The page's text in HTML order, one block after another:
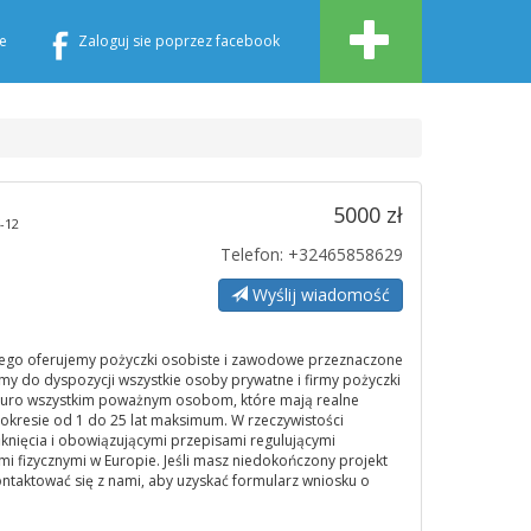
Zaloguj sie poprzez facebook
12 5000 zł
Telefon: +32465858629
Wyślij wiadomość
oferujemy pożyczki osobiste i zawodowe przeznaczone
do dyspozycji wszystkie osoby prywatne i firmy pożyczki
wszystkim poważnym osobom, które mają realne
od 1 do 25 lat maksimum. W rzeczywistości
i obowiązującymi przepisami regulującymi
fizycznymi w Europie. Jeśli masz niedokończony projekt
się z nami, aby uzyskać formularz wniosku o